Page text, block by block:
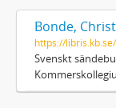
Bonde,
https://
Svenskt